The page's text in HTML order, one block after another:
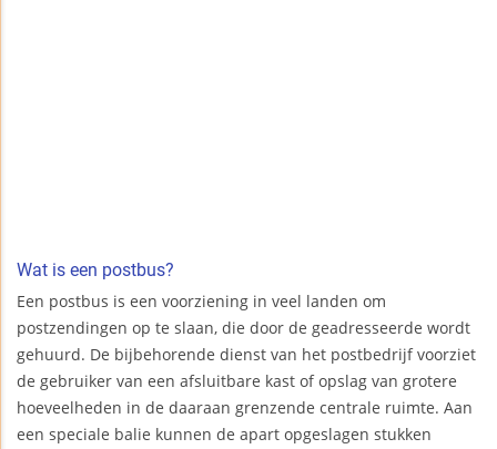
Wat is een postbus?
Een postbus is een voorziening in veel landen om
postzendingen op te slaan, die door de geadresseerde wordt
gehuurd. De bijbehorende dienst van het postbedrijf voorziet
de gebruiker van een afsluitbare kast of opslag van grotere
hoeveelheden in de daaraan grenzende centrale ruimte. Aan
een speciale balie kunnen de apart opgeslagen stukken